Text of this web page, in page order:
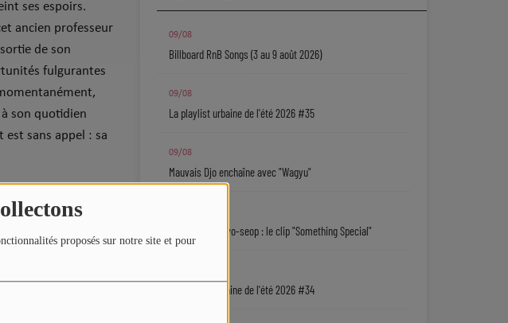
proposés sur notre site et pour
ses espoirs.
ancien professeur
de son
fulgurantes
son quotidien
sans appel : sa
définitivement la
Ce conflit
09/08
Billboard RnB Songs (3 au 9 août 2026)
09/08
La playlist urbaine de l'été 2026 #35
09/08
Mauvais Djo enchaîne avec "Wagyu"
Khalid + Ahn Hyo-seop : le clip "Something Special"
La playlist urbaine de l'été 2026 #34